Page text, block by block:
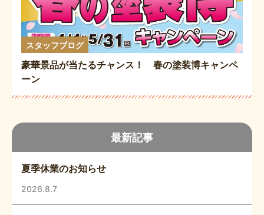
最新記事
夏季休業のお知らせ
2026.8.7
スタッフブログ
豪華景品が当たるチャンス！ 春の塗装博キャンペ
ーン